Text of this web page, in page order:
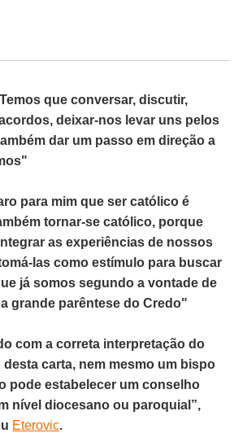
que conversar, discutir,
deixar-nos levar uns pelos
dar um passo em direção a
para mim que ser católico é
tornar-se católico, porque
as experiências de nossos
las como estímulo para buscar
já somos segundo a vontade de
grande parêntese do Credo"
com a correta interpretação do
carta, nem mesmo um bispo
pode estabelecer um conselho
nível diocesano ou paroquial”,
Eterovic.